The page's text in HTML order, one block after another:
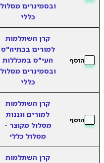
ובסמינרים מסלול
כללי
הוסף
קרן השתלמות
למורים בבתיה"ס
העי"ס במכללות
ובסמינרים מסלול
כללי
הוסף
קרן השתלמות
למורים וגננות
מסלול מקוצר -
מסלול כללי
קרן השתלמות